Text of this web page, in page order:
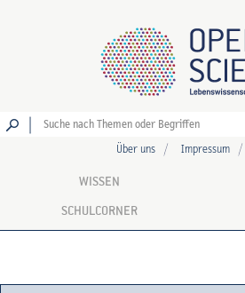
Über uns Impressum
WISSEN
SCHULCORNER